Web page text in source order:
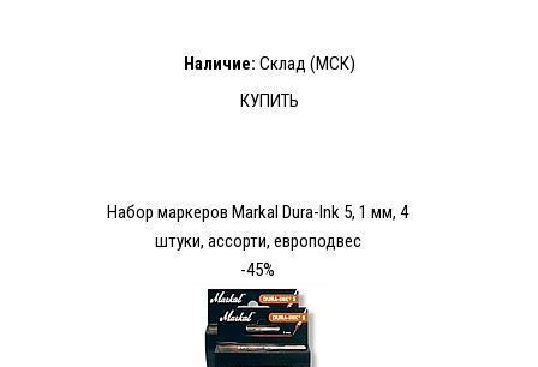
Наличие: Склад (МСК)
КУПИТЬ
Набор маркеров Markal Dura-Ink 5, 1 мм, 4
штуки, ассорти, европодвес
-45%